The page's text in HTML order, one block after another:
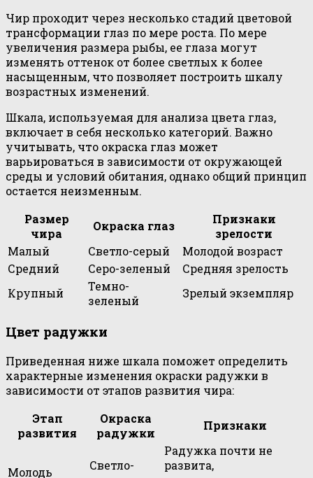
Чир проходит через несколько стадий цветовой
трансформации глаз по мере роста. По мере
увеличения размера рыбы, ее глаза могут
изменять оттенок от более светлых к более
насыщенным, что позволяет построить шкалу
возрастных изменений.
Шкала, используемая для анализа цвета глаз,
включает в себя несколько категорий. Важно
учитывать, что окраска глаз может
варьироваться в зависимости от окружающей
среды и условий обитания, однако общий принцип
остается неизменным.
Размер
чира
Окраска глаз
Признаки
зрелости
Малый
Светло-серый
Молодой возраст
Средний
Серо-зеленый
Средняя зрелость
Крупный
Темно-
зеленый
Зрелый экземпляр
Цвет радужки
Приведенная ниже шкала поможет определить
характерные изменения окраски радужки в
зависимости от этапов развития чира:
Этап
развития
Окраска
радужки
Признаки
Молодь
Светло-
Радужка почти не
развита,